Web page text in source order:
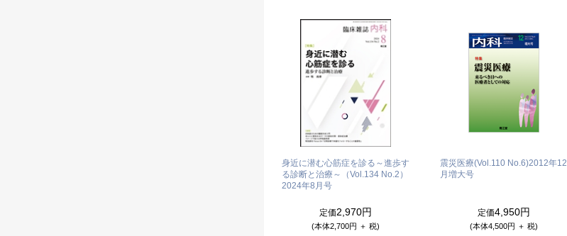
身近に潜む心筋症を診る～進歩す
る診断と治療～（Vol.134 No.2）
2024年8月号
定価2,970円
(本体2,700円 ＋ 税)
震災医療(Vol.110 No.6)2012年12
月増大号
定価4,950円
(本体4,500円 ＋ 税)